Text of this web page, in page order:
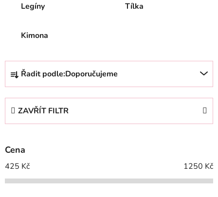
Legíny Tílka
Kimona
Ř
z
p
r
o
d
Řadit podle:Doporučujeme
ZAVŘÍT FILTR
Cena
425 Kč 1250 Kč